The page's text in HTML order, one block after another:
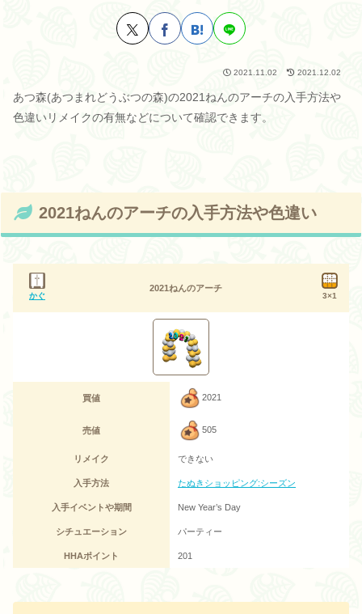
2021.11.02 2021.12.02
あつ森(あつまれどうぶつの森)の2021ねんのアーチの入手方法や
色違いリメイクの有無などについて確認できます。
2021ねんのアーチの入手方法や色違い
かぐ
2021ねんのアーチ
3×1
買値 2021
売値 505
リメイク できない
入手方法 たぬきショッピング:シーズン
入手イベントや期間 New Year’s Day
シチュエーション パーティー
HHAポイント 201